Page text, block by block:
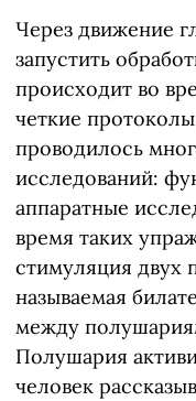
Через движение
запустить
происходит во
четкие
проводилось
исследований:
аппаратные
время таких
стимуляция двух
называемая
между
Полушария
человек